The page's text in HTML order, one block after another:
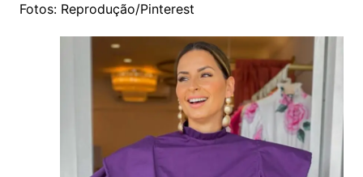
Fotos: Reprodução/Pinterest